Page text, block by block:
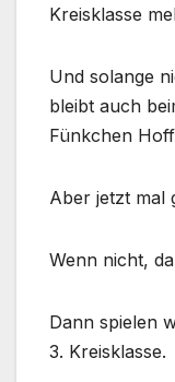
Kreisklasse
Und solange
bleibt auch
Fünkchen
Aber jetzt mal
Wenn nicht,
Dann spielen
3. Kreisklasse.